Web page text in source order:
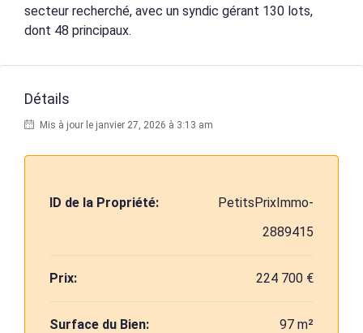
secteur recherché, avec un syndic gérant 130 lots,
dont 48 principaux.
Détails
Mis à jour le janvier 27, 2026 à 3:13 am
ID de la Propriété:
PetitsPrixImmo-
2889415
Prix: 224 700 €
Surface du Bien: 97 m²